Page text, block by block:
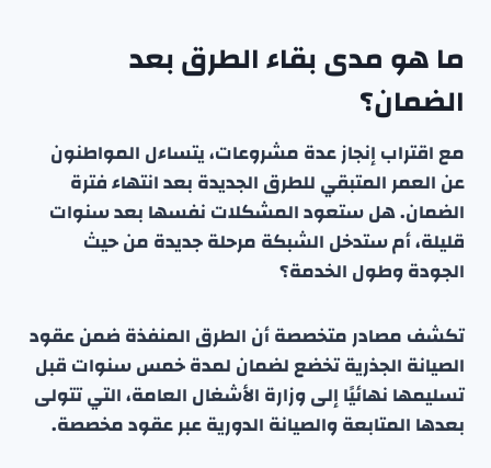
ما هو مدى بقاء الطرق بعد
الضمان؟
مع اقتراب إنجاز عدة مشروعات، يتساءل المواطنون
عن العمر المتبقي للطرق الجديدة بعد انتهاء فترة
الضمان. هل ستعود المشكلات نفسها بعد سنوات
قليلة، أم ستدخل الشبكة مرحلة جديدة من حيث
الجودة وطول الخدمة؟
تكشف مصادر متخصصة أن الطرق المنفذة ضمن عقود
الصيانة الجذرية تخضع لضمان لمدة خمس سنوات قبل
تسليمها نهائيًا إلى وزارة الأشغال العامة، التي تتولى
بعدها المتابعة والصيانة الدورية عبر عقود مخصصة.